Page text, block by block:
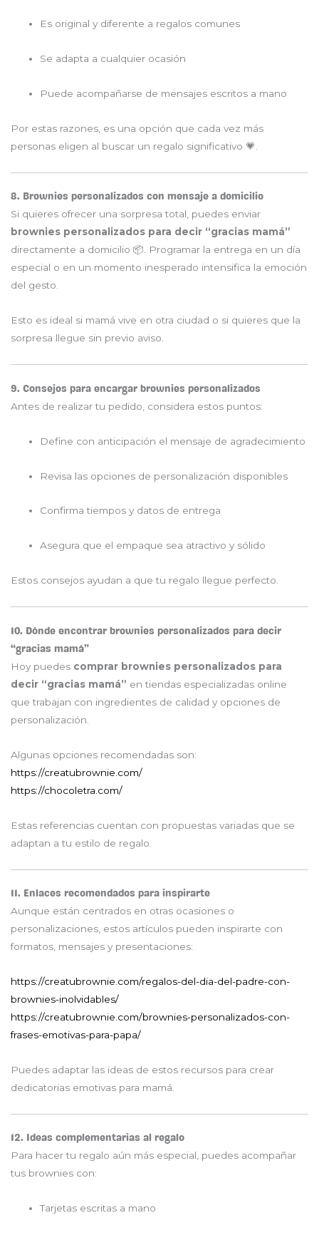
Es original y diferente a regalos comunes
Se adapta a cualquier ocasión
Puede acompañarse de mensajes escritos a mano
Por estas razones, es una opción que cada vez más
personas eligen al buscar un regalo significativo 💗.
8. Brownies personalizados con mensaje a domicilio
Si quieres ofrecer una sorpresa total, puedes enviar
brownies personalizados para decir “gracias mamá”
directamente a domicilio 📦. Programar la entrega en un día
especial o en un momento inesperado intensifica la emoción
del gesto.
Esto es ideal si mamá vive en otra ciudad o si quieres que la
sorpresa llegue sin previo aviso.
9. Consejos para encargar brownies personalizados
Antes de realizar tu pedido, considera estos puntos:
Define con anticipación el mensaje de agradecimiento
Revisa las opciones de personalización disponibles
Confirma tiempos y datos de entrega
Asegura que el empaque sea atractivo y sólido
Estos consejos ayudan a que tu regalo llegue perfecto.
10. Dónde encontrar brownies personalizados para decir
“gracias mamá”
Hoy puedes comprar brownies personalizados para
decir “gracias mamá” en tiendas especializadas online
que trabajan con ingredientes de calidad y opciones de
personalización.
Algunas opciones recomendadas son:
https://creatubrownie.com/
https://chocoletra.com/
Estas referencias cuentan con propuestas variadas que se
adaptan a tu estilo de regalo.
11. Enlaces recomendados para inspirarte
Aunque están centrados en otras ocasiones o
personalizaciones, estos artículos pueden inspirarte con
formatos, mensajes y presentaciones:
https://creatubrownie.com/regalos-del-dia-del-padre-con-
brownies-inolvidables/
https://creatubrownie.com/brownies-personalizados-con-
frases-emotivas-para-papa/
Puedes adaptar las ideas de estos recursos para crear
dedicatorias emotivas para mamá.
12. Ideas complementarias al regalo
Para hacer tu regalo aún más especial, puedes acompañar
tus brownies con:
Tarjetas escritas a mano